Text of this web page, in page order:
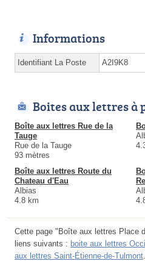
Informations
Identifiant La Poste A2I9K8
Boites aux lettres à
Boîte aux lettres Rue de la
Tauge
Rue de la Tauge
93 mètres
Boîte aux lettres Route du
Chateau d'Eau
Albias
4.8 km
Cette page "Boîte aux lettres Place
liens suivants : boite aux lettres
aux lettres Saint-Étienne-de-Tulmont.